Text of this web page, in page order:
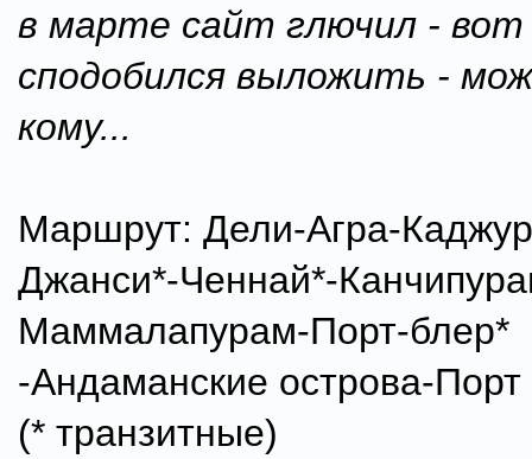
в марте сайт глючил - вот
сподобился выложить -
кому...
Маршрут: Дели-Агра-
Джанси*-Ченнай*-
Маммалапурам-Порт-блер*
-Андаманские острова-
(* транзитные)